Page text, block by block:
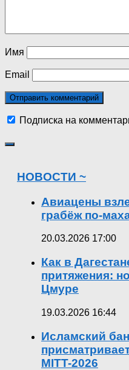
Имя
Email
Подписка на
НОВОСТИ ~
Авиацены
грабёж по-
20.03.2026 17:00
Как в
притяжения:
Цмуре
19.03.2026 16:44
Исламский
MITT-2026